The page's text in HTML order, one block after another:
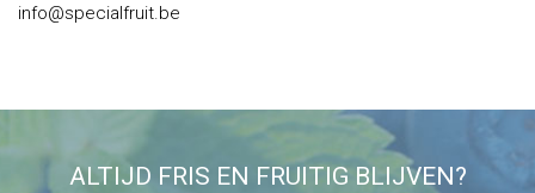
info@specialfruit.be
ALTIJD FRIS EN FRUITIG BLIJVEN?